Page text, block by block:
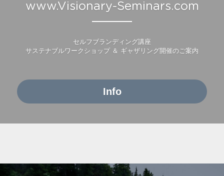
www.Visionary-Seminars.com
セルフブランディング講座
サステナブルワークショップ ＆ ギャザリング開催のご案内
Info